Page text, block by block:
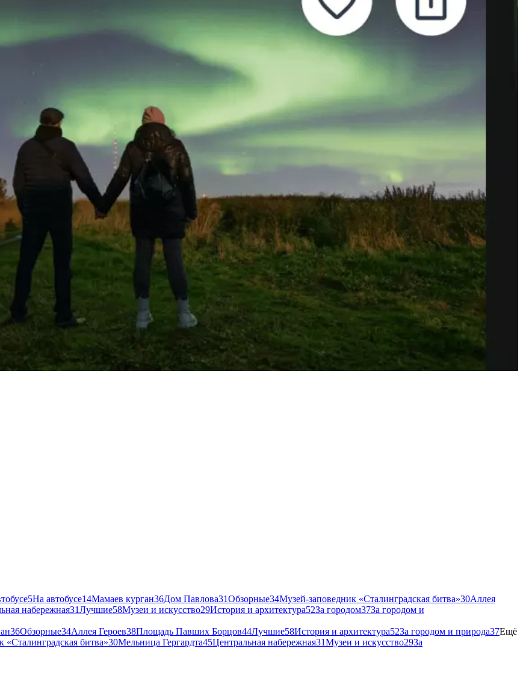
5На автобусе14Мамаев курган36Дом Павлова31Обзорные34Музей-заповедник «Сталинградская битва»30Аллея
набережная31Лучшие58Музеи и искусство29История и архитектура52За городом37За городом и
36Обзорные34Аллея Героев38Площадь Павших Борцов44Лучшие58История и архитектура52За городом и природа37Ещё
«Сталинградская битва»30Мельница Гергардта45Центральная набережная31Музеи и искусство29За